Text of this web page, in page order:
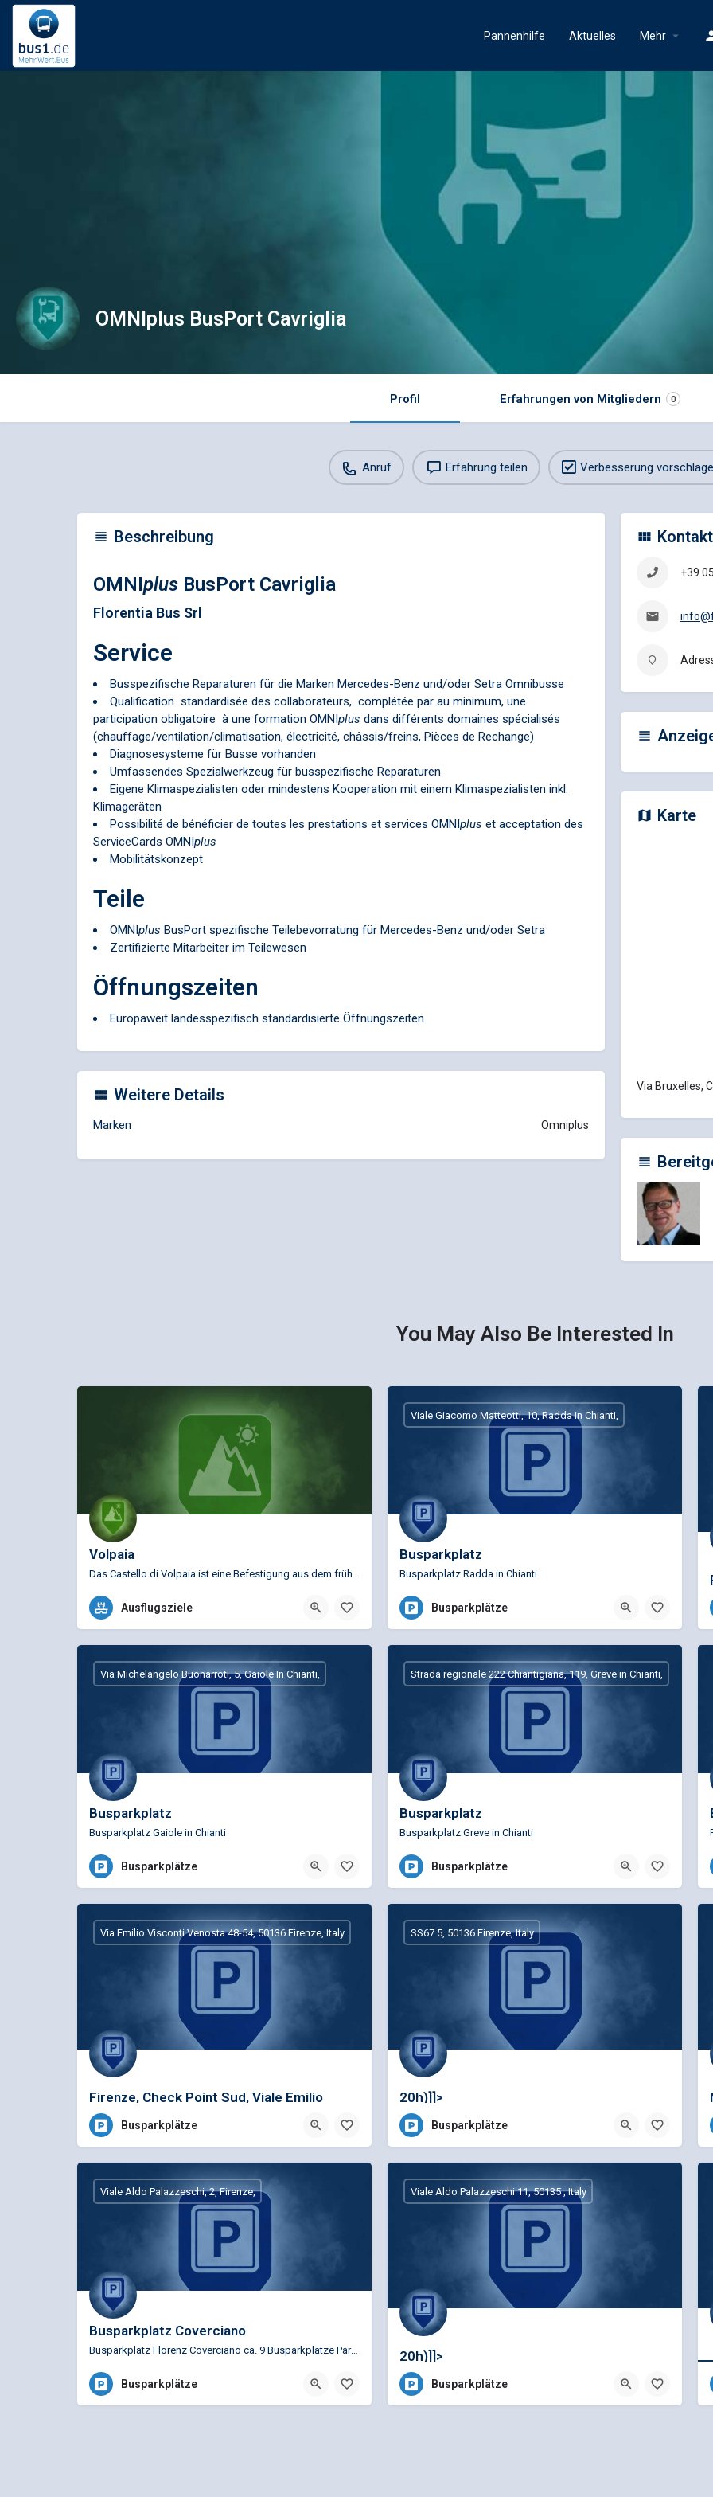
Pannenhilfe Aktuelles Mehr
OMNIplus BusPort Cavriglia
Profil Erfahrungen von Mitgliedern 0
Anruf Erfahrung teilen Verbesserung
Beschreibung
OMNIplus BusPort Cavriglia
Florentia Bus Srl
Service
Busspezifische Reparaturen für die Marken Mercedes-Benz und/oder Setra Omnibusse
Qualification standardisée des collaborateurs, complétée par au minimum, une
participation obligatoire à une formation OMNI plus dans différents domaines spécialisés
(chauffage/ventilation/climatisation, électricité, châssis/freins, Pièces de Rechange)
Diagnosesysteme für Busse vorhanden
Umfassendes Spezialwerkzeug für busspezifische Reparaturen
Eigene Klimaspezialisten oder mindestens Kooperation mit einem Klimaspezialisten inkl.
Klimageräten
Possibilité de bénéficier de toutes les prestations et services OMNI plus et acceptation des
ServiceCards OMNI plus
Mobilitätskonzept
Teile
OMNI plus BusPort spezifische Teilebevorratung für Mercedes-Benz und/oder Setra
Zertifizierte Mitarbeiter im Teilewesen
Öffnungszeiten
Europaweit landesspezifisch standardisierte Öffnungszeiten
Weitere Details
Marken Omniplus
+39
Karte
Via Bruxelles,
You May Also Be Interested In
Volpaia
Das Castello di Volpaia ist eine Befestigung aus dem frühen Mittelalter bei Radda in Chianti in der Provinz…
Strada Provinciale 112, Volpaia,
Ausflugsziele
Busparkplatz
Busparkplatz Radda in Chianti
Viale Giacomo Matteotti, 10, Radda in Chianti,
Busparkplätze
Busparkplatz
Busparkplatz Gaiole in Chianti
Via Michelangelo Buonarroti, 5, Gaiole In Chianti,
Busparkplätze
Busparkplatz
Busparkplatz Greve in Chianti
Strada regionale 222 Chiantigiana, 119, Greve in Chianti,
Busparkplätze
Firenze, Check Point Sud, Viale Emilio
Visconti Venost
Via Emilio Visconti Venosta 48-54, 50136 Firenze, Italy
Busparkplätze
20h)]]>
SS67 5, 50136 Firenze, Italy
Busparkplätze
Busparkplatz Coverciano
Busparkplatz Florenz Coverciano ca. 9 Busparkplätze Parken Infos auch unter Infos unter…
Viale Aldo Palazzeschi, 2, Firenze,
Busparkplätze
20h)]]>
Viale Aldo Palazzeschi 11, 50135 , Italy
Busparkplätze